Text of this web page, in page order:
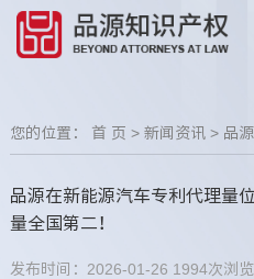
您的位置： 首 页 > 新闻资讯> 品
品源在新能源汽车专利代理量
量全国第二！
发布时间：2026-01-26 1994次浏览